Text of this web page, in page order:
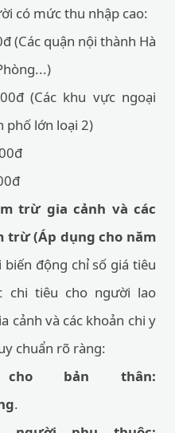
có mức thu nhập cao:
(Các quận nội thành Hà
(Các khu vực ngoại
phố lớn loại 2)
trừ gia cảnh và các
trừ (Áp dụng cho năm
động chỉ số giá tiêu
chi tiêu cho người lao
cảnh và các khoản chi y
chuẩn rõ ràng:
bản thân:
.